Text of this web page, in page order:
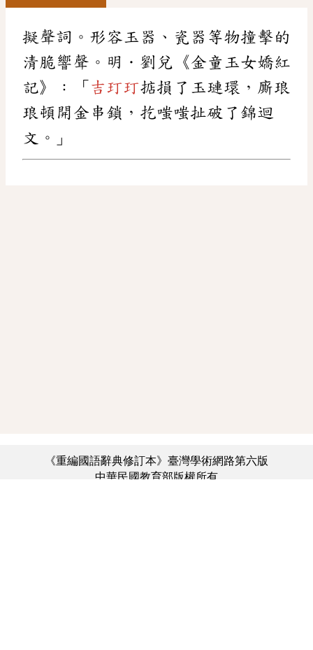
擬聲詞。形容玉器、瓷器等物撞擊的
清脆響聲。明．劉兌《金童玉女嬌紅
記》：「 吉玎玎掂損了玉璉環，廝琅
琅頓開金串鎖，扢嗤嗤扯破了錦迴
文。」
《重編國語辭典修訂本》臺灣學術網路第六版
中華民國教育部版權所有